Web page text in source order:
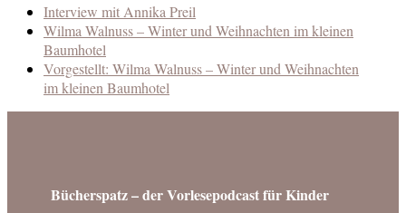
Interview mit Annika Preil
Wilma Walnuss – Winter und Weihnachten im kleinen
Baumhotel
Vorgestellt: Wilma Walnuss – Winter und Weihnachten
im kleinen Baumhotel
Bücherspatz – der Vorlesepodcast für Kinder